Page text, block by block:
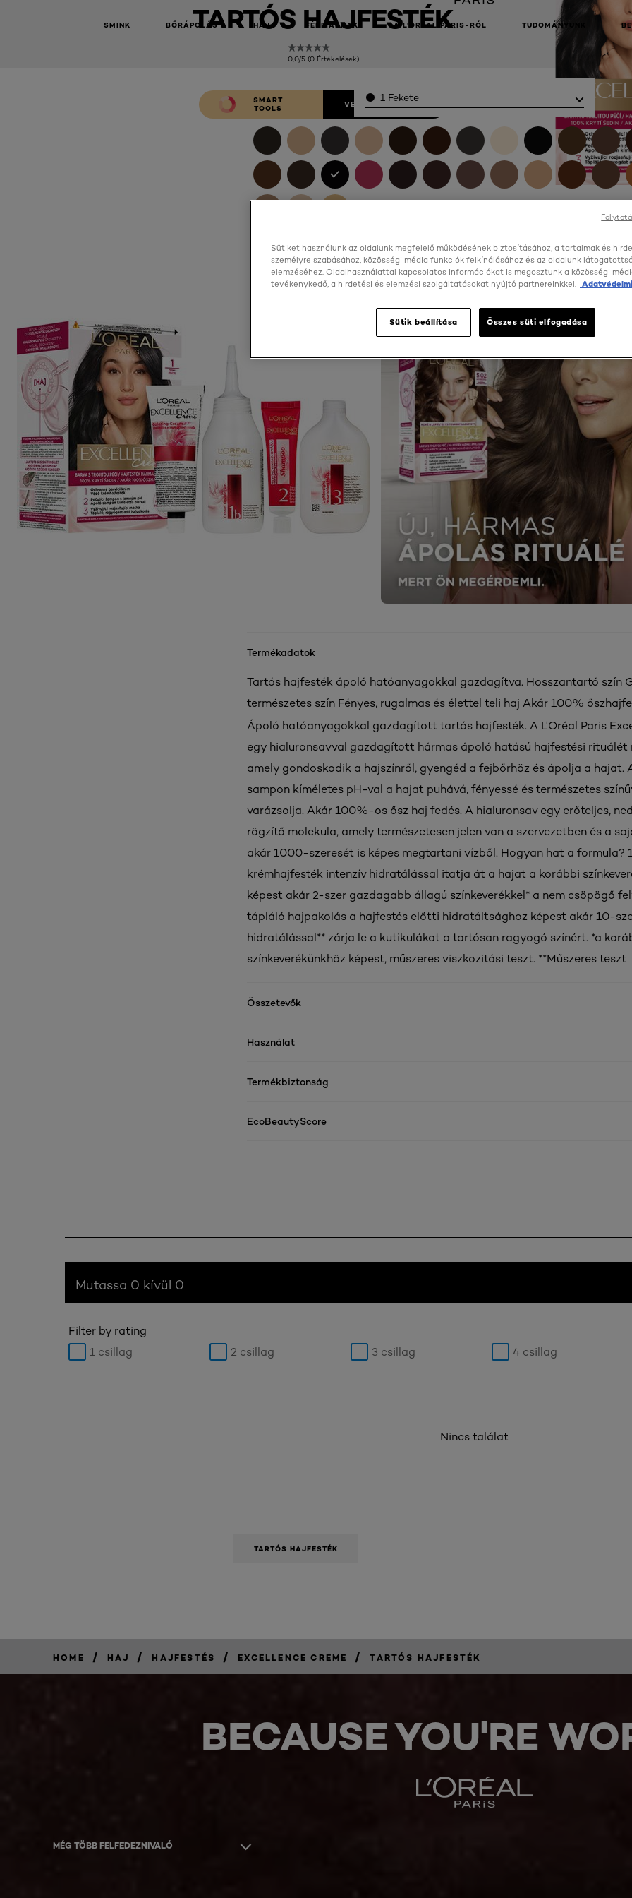
SMINK BŐRÁPOLÁS HAJ FÉRFIAKNAK A L’ORÉAL PARIS-RÓL TUDOMÁNYUNK
TARTÓS HAJFESTÉK
0,0/5 (0 Értékelések)
SMART
TOOLS
VEGYE MEG ONLINE
Color1 Fekete
Termékadatok
Tartós hajfesték ápoló hatóanyagokkal gazdagítva. Hosszantartó szín
természetes szín Fényes, rugalmas és élettel teli haj Akár 100%
Ápoló hatóanyagokkal gazdagított tartós hajfesték. A L'Oréal Paris
egy hialuronsavval gazdagított hármas ápoló hatású hajfestési rituálét
amely gondoskodik a hajszínről, gyengéd a fejbőrhöz és ápolja a hajat.
sampon kíméletes pH-val a hajat puhává, fényessé és természetes
varázsolja. Akár 100%-os ősz haj fedés. A hialuronsav egy erőteljes,
rögzítő molekula, amely természetesen jelen van a szervezetben és a
akár 1000-szeresét is képes megtartani vízből. Hogyan hat a formula?
krémhajfesték intenzív hidratálással itatja át a hajat a korábbi
képest akár 2-szer gazdagabb állagú színkeverékkel* a nem csöpögő
tápláló hajpakolás a hajfestés előtti hidratáltsághoz képest akár 10-
hidratálással** zárja le a kutikulákat a tartósan ragyogó színért. *a
színkeverékünkhöz képest, műszeres viszkozitási teszt. **Műszeres teszt
Összetevők
Használat
Termékbiztonság
EcoBeautyScore
Mutassa 0 kívül 0
Filter by rating
1 csillag
2 csillag 3 csillag 4 csillag
Nincs találat
TARTÓS HAJFESTÉK
HOME / HAJ / HAJFESTÉS / EXCELLENCE CREME / TARTÓS HAJFESTÉK
BECAUSE YOU'RE
MÉG TÖBB FELFEDEZNIVALÓ
Sütiket használunk az oldalunk megfelelő működésének biztosításához, a tartalmak és
személyre szabásához, közösségi média funkciók felkínálásához és az oldalunk
elemzéséhez. Oldalhasználattal kapcsolatos információkat is megosztunk a közösségi
tevékenykedő, a hirdetési és elemzési szolgáltatásokat nyújtó partnereinkkel.
Sütik beállítása Összes süti elfogadása